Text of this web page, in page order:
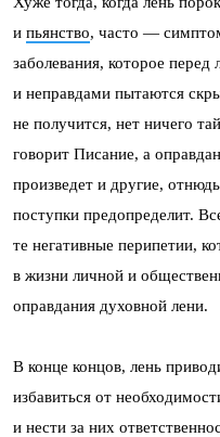
и пьянство, часто —
заболевания, которое
и неправдами пытаются
не получится, нет ничего
говорит Писание, а
произведет и другие,
поступки предопределит.
те негативные перипетии,
в жизни личной и
оправдания духовной лени.
В конце концов, лень
избавиться от
и нести за них